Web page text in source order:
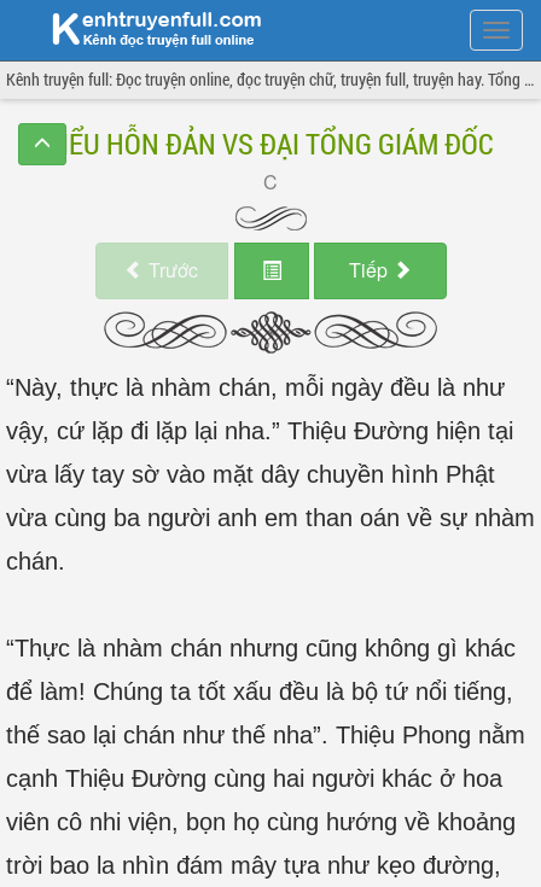
Hiện
menu
Kênh truyện full: Đọc truyện online, đọc truyện chữ, truyện full, truyện hay. Tổng hợp đầy đủ và cập nhật liên tục.
TIỂU HỖN ĐẢN VS ĐẠI TỔNG GIÁM ĐỐC
Trước Tiếp
“Này, thực là nhàm chán, mỗi ngày đều là như
vậy, cứ lặp đi lặp lại nha.” Thiệu Đường hiện tại
vừa lấy tay sờ vào mặt dây chuyền hình Phật
vừa cùng ba người anh em than oán về sự nhàm
chán.
“Thực là nhàm chán nhưng cũng không gì khác
để làm! Chúng ta tốt xấu đều là bộ tứ nổi tiếng,
thế sao lại chán như thế nha”. Thiệu Phong nằm
cạnh Thiệu Đường cùng hai người khác ở hoa
viên cô nhi viện, bọn họ cùng hướng về khoảng
trời bao la nhìn đám mây tựa như kẹo đường,